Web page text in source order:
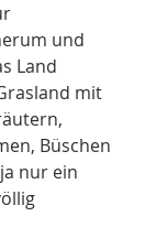
und
Land
mit
Büschen
nur ein